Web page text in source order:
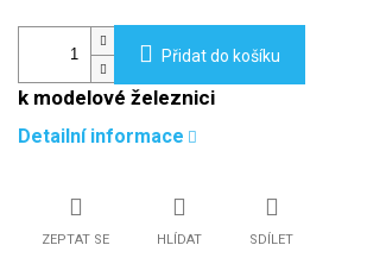
Přidat do košíku
k modelové železnici
Detailní informace
ZEPTAT SE HLÍDAT SDÍLET